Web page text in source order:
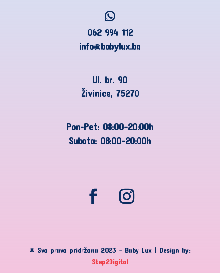
062 994 112
info@babylux.ba
Ul. br. 90
Živinice, 75270
Pon-Pet: 08:00-20:00h
Subota: 08:00-20:00h
© Sva prava pridržana 2023 – Baby Lux | Design by:
Step2Digital